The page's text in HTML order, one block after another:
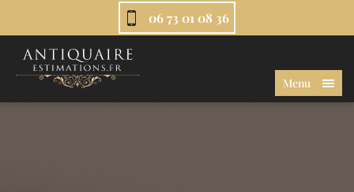
06 73 01 08 36
Menu